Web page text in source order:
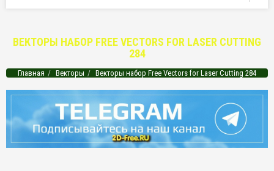
ВЕКТОРЫ НАБОР FREE VECTORS FOR LASER CUTTING
284
Главная Векторы Векторы набор Free Vectors for Laser Cutting 284